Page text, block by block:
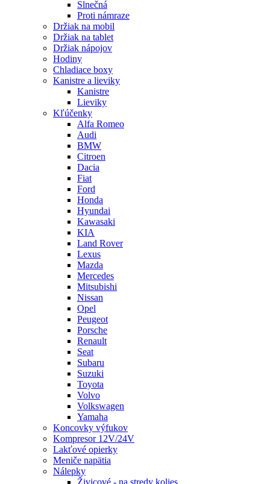
Slnečná
Proti námraze
Držiak na mobil
Držiak na tablet
Držiak nápojov
Hodiny
Chladiace boxy
Kanistre a lieviky
Kanistre
Lieviky
Kľúčenky
Alfa Romeo
Audi
BMW
Citroen
Dacia
Fiat
Ford
Honda
Hyundai
Kawasaki
KIA
Land Rover
Lexus
Mazda
Mercedes
Mitsubishi
Nissan
Opel
Peugeot
Porsche
Renault
Seat
Subaru
Suzuki
Toyota
Volvo
Volkswagen
Yamaha
Koncovky výfukov
Kompresor 12V/24V
Lakťové opierky
Meniče napätia
Nálepky